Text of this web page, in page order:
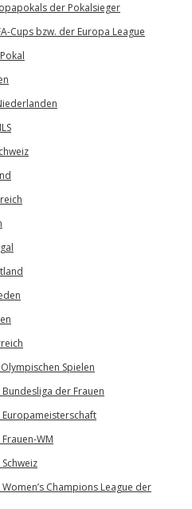
der Pokalsieger
Cups bzw. der Europa League
Spielen
der Frauen
WM
Champions League der